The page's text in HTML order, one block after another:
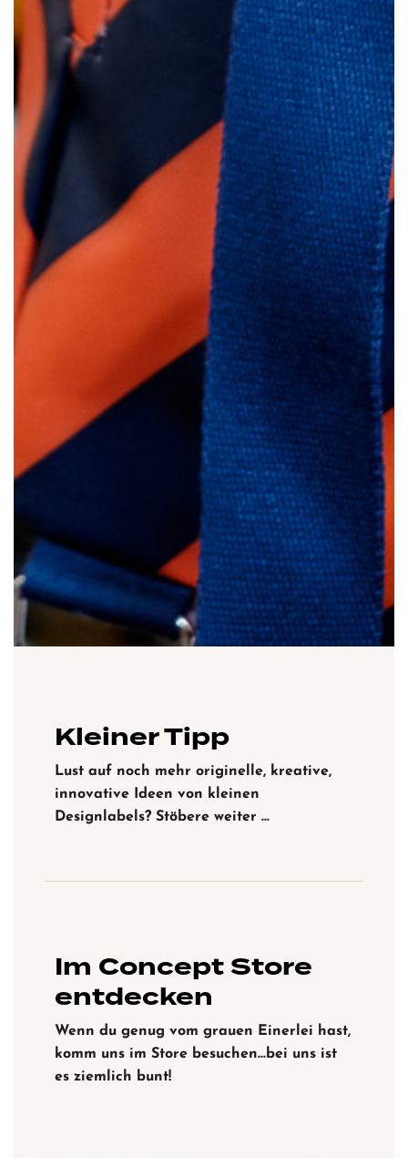
Kleiner Tipp
Lust auf noch mehr originelle, kreative,
innovative Ideen von kleinen
Designlabels? Stöbere weiter …
Im Concept Store
entdecken
Wenn du genug vom grauen Einerlei hast,
komm uns im Store besuchen…bei uns ist
es ziemlich bunt!